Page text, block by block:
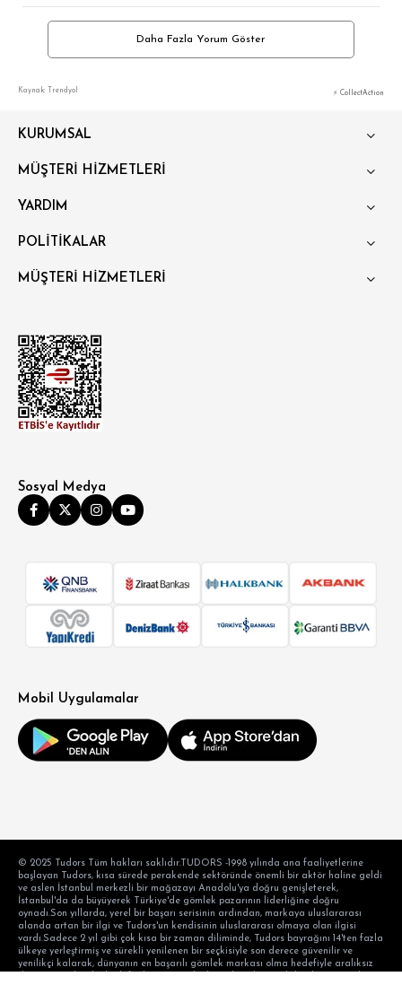
Daha Fazla Yorum Göster
Kaynak: Trendyol ⚡ CollectAction
KURUMSAL
MÜŞTERİ HİZMETLERİ
YARDIM
POLİTİKALAR
MÜŞTERİ HİZMETLERİ
Sosyal Medya
Mobil Uygulamalar
© 2025 Tudors Tüm hakları saklıdır.TUDORS -1998 yılında ana faaliyetlerine
başlayan Tudors, kısa sürede perakende sektöründe önemli bir aktör haline geldi
ve aslen İstanbul merkezli bir mağazayı Anadolu'ya doğru genişleterek,
İstanbul'da da büyüyerek Türkiye'de gömlek pazarının liderliğine doğru
oynadı.Son yıllarda, yerel bir başarı serisinin ardından, markaya uluslararası
alanda artan bir ilgi ve Tudors'un kendisinin uluslararası olmaya olan ilgisi
vardı.Sadece 2 yıl gibi çok kısa bir zaman diliminde, Tudors bayrağını 14'ten fazla
ülkeye yerleştirmiş ve sürekli yenilenen bir seçkisiyle son derece güvenilir ve
yenilikçi kalarak, dünyanın en başarılı gömlek markası olma hedefiyle aralıksız